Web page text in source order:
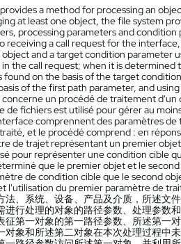
a method for processing an
at least one object, the file system
processing parameters and
receiving a call request for the
and a target condition parameter
the call request; when it is
found on the basis of the target
of the first path parameter, and
un procédé de traitement
de fichiers est utilisé pour gérer au
comprennent des paramètres
et le procédé comprend : en
de trajet représentant un premier
pour représenter une condition cible
que le premier objet et le
de condition cible que le second
l'utilisation du premier paramètre de
法、系统、设备、产品及介质，所述文
进行处理的对象的路径参数、处理参数
征第一对象的第一路径参数、所述第一
对象和所述第二对象在本次处理过程中